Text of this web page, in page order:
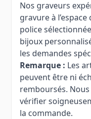
Nos graveurs
gravure à
police
bijoux
les demandes
Remarque : Les
peuvent être ni
remboursés.
vérifier
la commande.